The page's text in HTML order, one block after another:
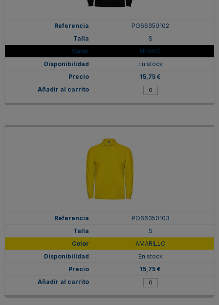
PO66350102
S
NEGRO
En stock
15,75 €
PO66350103
S
AMARILLO
En stock
15,75 €